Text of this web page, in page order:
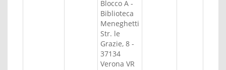
Blocco A -
Biblioteca
Meneghetti
Str. le
Grazie, 8 -
37134
Verona VR